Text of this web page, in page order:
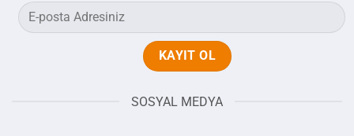
SOSYAL MEDYA